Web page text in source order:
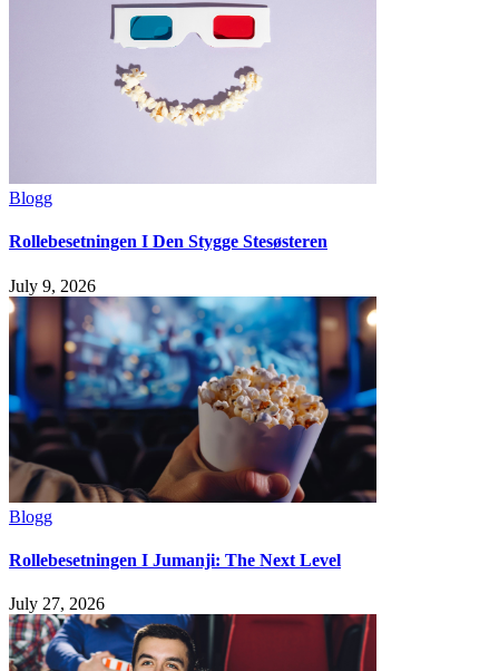
Blogg
Rollebesetningen I Den Stygge Stesøsteren
July 9, 2026
Blogg
Rollebesetningen I Jumanji: The Next Level
July 27, 2026